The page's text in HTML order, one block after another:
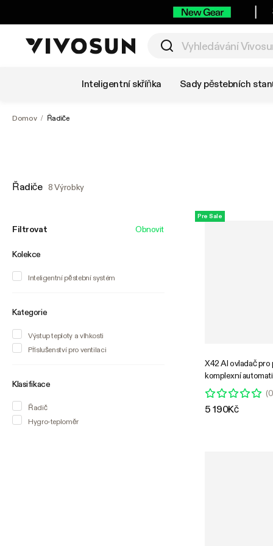
Inteligentní skříňka Sady pěstebních
Domov / Řadiče
Řadiče 8 Výrobky
Filtrovat Obnovit
Kolekce
Inteligentní pěstební systém
Kategorie
Výstup teploty a vlhkosti
Příslušenství pro ventilaci
Klasifikace
Řadič
Hygro-teploměr
Pre Sale
X42 AI ovladač
komplexní
pro pěstování
stabilní regulací
VPD, bezdrátová
(0
5 190Kč